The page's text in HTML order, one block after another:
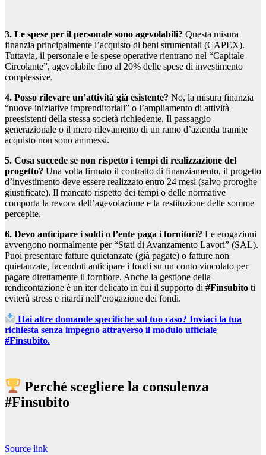
3. Le spese per il personale sono agevolabili? Questa misura
finanzia principalmente l’acquisto di beni strumentali (CAPEX).
Tuttavia, il personale e le spese operative rientrano nel “Capitale
Circolante”, agevolabile fino al 20% delle spese di investimento
complessive.
4. Posso rilevare un’attività già esistente? No, la misura finanzia
“nuove iniziative imprenditoriali” o l’ampliamento di attività
preesistenti della stessa società richiedente. Il passaggio
generazionale o il mero rilevamento di un ramo d’azienda tramite
acquisto non sono ammessi.
5. Cosa succede se non rispetto i tempi di realizzazione del
progetto? Una volta firmato il contratto di finanziamento, il progetto
d’investimento deve essere realizzato entro 24 mesi (salvo proroghe
giustificate). Il mancato rispetto dei tempi o delle normative
comporta la revoca dell’agevolazione e la restituzione delle somme
percepite.
6. Devo anticipare i soldi o l’ente paga i fornitori? Le erogazioni
avvengono normalmente per “Stati di Avanzamento Lavori” (SAL).
Puoi presentare fatture quietanzate (già pagate) o fatture non
quietanzate, facendoti anticipare i fondi su un conto vincolato per
pagare direttamente il fornitore. Anche la gestione della
rendicontazione è un iter delicato in cui il supporto di #Finsubito ti
eviterà stress e ritardi nell’erogazione dei fondi.
Hai altre domande specifiche sul tuo caso? Inviaci la tua
richiesta senza impegno attraverso il modulo ufficiale
#Finsubito.
Perché scegliere la consulenza
#Finsubito
Source link